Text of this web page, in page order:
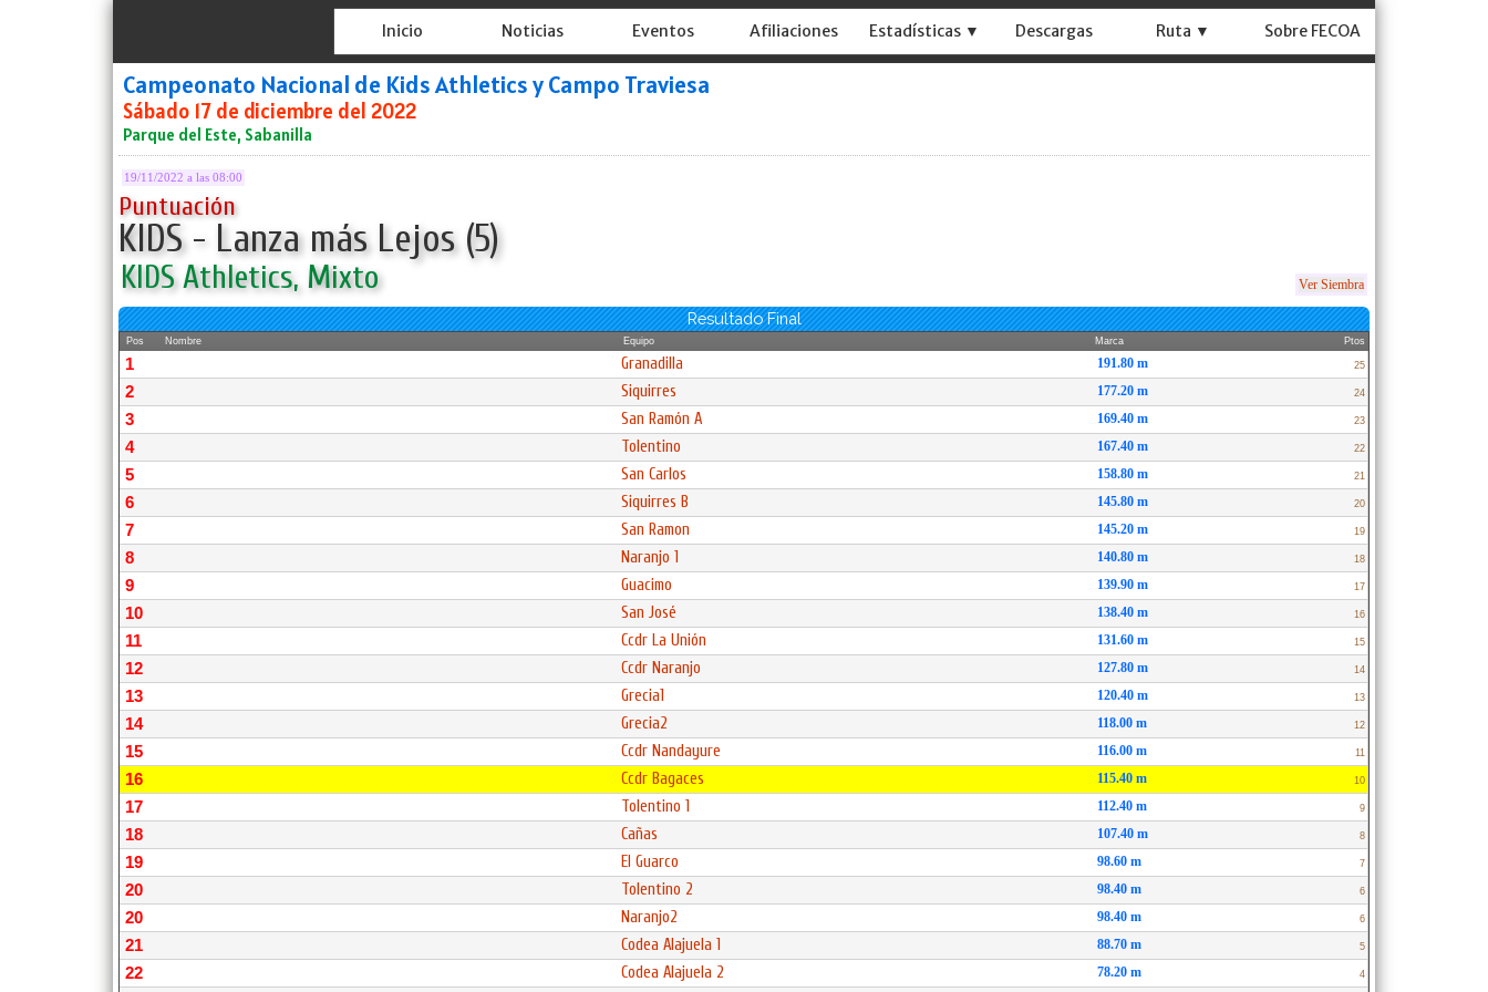
Inicio Noticias Eventos Afiliaciones Estadísticas ▼ Descargas Ruta ▼ Sobre FECOA
Campeonato Nacional de Kids Athletics y Campo Traviesa
Sábado 17 de diciembre del 2022
Parque del Este, Sabanilla
19/11/2022 a las 08:00
Puntuación
KIDS - Lanza más Lejos (5)
KIDS Athletics, Mixto Ver Siembra
Resultado Final
Pos Nombre Equipo Marca Ptos
1 Granadilla 191.80 m 25
2 Siquirres 177.20 m 24
3 San Ramón A 169.40 m 23
4 Tolentino 167.40 m 22
5 San Carlos 158.80 m 21
6 Siquirres B 145.80 m 20
7 San Ramon 145.20 m 19
8 Naranjo 1 140.80 m 18
9 Guacimo 139.90 m 17
10 San José 138.40 m 16
11 Ccdr La Unión 131.60 m 15
12 Ccdr Naranjo 127.80 m 14
13 Grecia1 120.40 m 13
14 Grecia2 118.00 m 12
15 Ccdr Nandayure 116.00 m 11
16 Ccdr Bagaces 115.40 m 10
17 Tolentino 1 112.40 m 9
18 Cañas 107.40 m 8
19 El Guarco 98.60 m 7
20 Tolentino 2 98.40 m 6
20 Naranjo2 98.40 m 6
21 Codea Alajuela 1 88.70 m 5
22 Codea Alajuela 2 78.20 m 4